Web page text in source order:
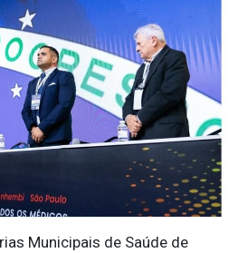
Municipais de Saúde de